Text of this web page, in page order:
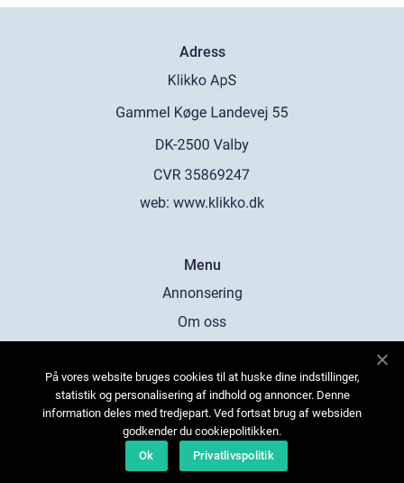
Adress
web: www.klikko.dk
Menu
Annonsering
Om oss
Kontakta oss
Sitemap
På vores website bruges cookies til at huske dine indstillinger,
statistik og personalisering af indhold og annoncer. Denne
information deles med tredjepart. Ved fortsat brug af websiden
godkender du cookiepolitikken.
Ok
Privatlivspolitik